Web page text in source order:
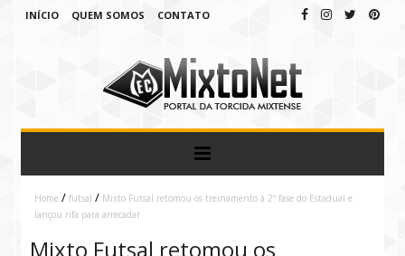
INÍCIO QUEM SOMOS CONTATO
Home / futsal / Mixto Futsal retomou os treinamento à 2º fase do Estadual e
lançou rifa para arrecadar
Mixto Futsal retomou os